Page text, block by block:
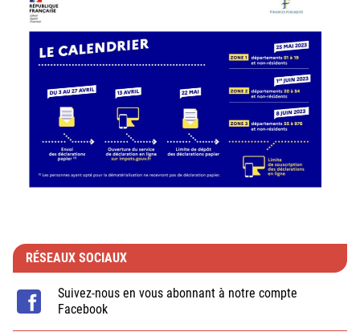
RÉSEAUX SOCIAUX
Suivez-nous en vous abonnant à notre compte
Facebook